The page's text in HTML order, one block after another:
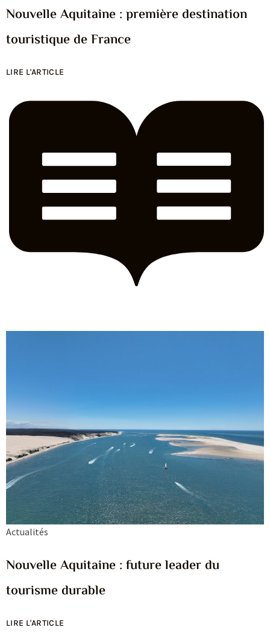
Nouvelle Aquitaine : première destination
touristique de France
LIRE L'ARTICLE
Actualités
Nouvelle Aquitaine : future leader du
tourisme durable
LIRE L'ARTICLE